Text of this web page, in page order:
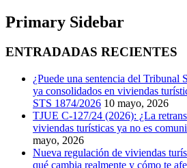
Primary Sidebar
ENTRADADAS RECIENTES
¿Puede una sentencia del Tribunal
ya consolidados en viviendas
STS 1874/2026 10 mayo, 2026
TJUE C-127/24 (2026): ¿La
viviendas turísticas ya no es
mayo, 2026
Nueva regulación de viviendas
qué cambia realmente y cómo te